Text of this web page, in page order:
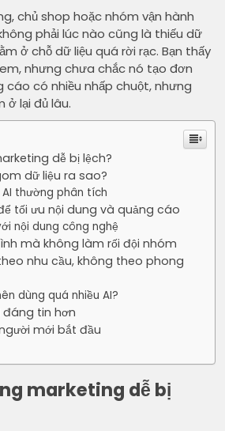
chủ shop hoặc nhóm vận hành
phải lúc nào cũng là thiếu dữ
ở chỗ dữ liệu quá rời rạc. Bạn thấy
nhưng chưa chắc nó tạo đơn
cáo có nhiều nhấp chuột, nhưng
ở lại đủ lâu.
dễ bị lệch?
dữ liệu ra sao?
thường phân tích
tối ưu nội dung và quảng cáo
nội dung công nghệ
mà không làm rối đội nhóm
nhu cầu, không theo phong
dùng quá nhiều AI?
đáng tin hơn
mới bắt đầu
marketing dễ bị